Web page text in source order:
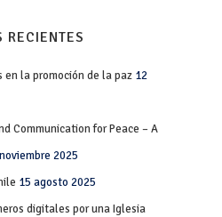
RECIENTES
en la promoción de la paz 12
Communication for Peace – A
2025
15 agosto 2025
digitales por una Iglesia